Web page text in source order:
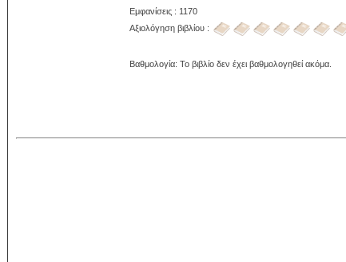
Εμφανίσεις : 1170
Αξιολόγηση βιβλίου :
Βαθμολογία: Το βιβλίο δεν έχει βαθμολογηθεί ακόμα.